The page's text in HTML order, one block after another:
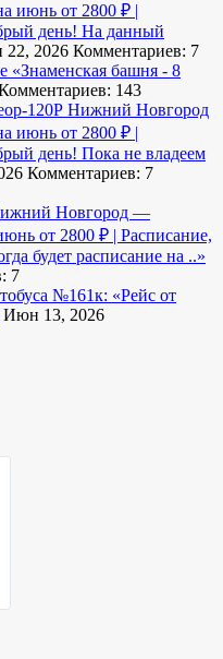
июнь от 2800 ₽ |
день! На данный
2026 Комментариев: 7
«Знаменская башня - 8
143
120Р Нижний Новгород
июнь от 2800 ₽ |
день! Пока не владеем
Комментариев: 7
Новгород —
от 2800 ₽ | Расписание,
будет расписание на ..»
7
№161к: «Рейс от
Июн 13, 2026